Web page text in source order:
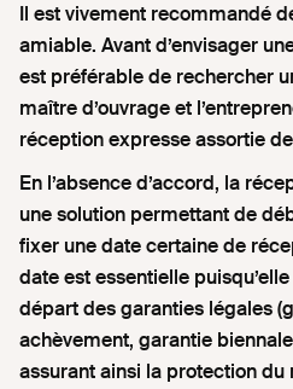
Il est vivement recommandé
amiable. Avant d’envisager
est préférable de rechercher
maître d’ouvrage et
réception expresse assortie
En l’absence d’accord, la
une solution permettant de
fixer une date certaine de
date est essentielle
départ des garanties légales
achèvement, garantie
assurant ainsi la protection du